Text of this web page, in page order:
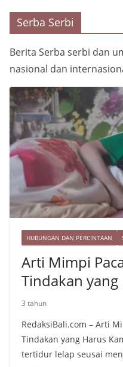
Serba Serbi
Berita Serba serbi dan
nasional dan
HUBUNGAN DAN PERCINTAAN
Arti Mimpi
Tindakan
3 tahun
RedaksiBali.com – Arti
Tindakan yang Harus
tertidur lelap seusai